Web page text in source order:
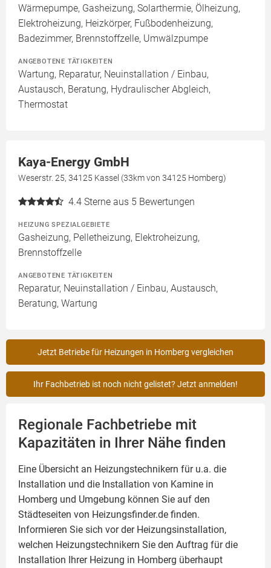
Wärmepumpe, Gasheizung, Solarthermie, Ölheizung,
Elektroheizung, Heizkörper, Fußbodenheizung,
Badezimmer, Brennstoffzelle, Umwälzpumpe
ANGEBOTENE TÄTIGKEITEN
Wartung, Reparatur, Neuinstallation / Einbau,
Austausch, Beratung, Hydraulischer Abgleich,
Thermostat
Kaya-Energy GmbH
Weserstr. 25, 34125 Kassel (33km von 34125 Homberg)
4.4 Sterne aus 5 Bewertungen
HEIZUNG SPEZIALGEBIETE
Gasheizung, Pelletheizung, Elektroheizung,
Brennstoffzelle
ANGEBOTENE TÄTIGKEITEN
Reparatur, Neuinstallation / Einbau, Austausch,
Beratung, Wartung
Jetzt Betriebe für Heizungen in Homberg vergleichen
Ihr Fachbetrieb ist noch nicht gelistet? Jetzt anmelden!
Regionale Fachbetriebe mit
Kapazitäten in Ihrer Nähe finden
Eine Übersicht an Heizungstechnikern für u.a. die
Installation und die Installation von Kamine in
Homberg und Umgebung können Sie auf den
Städteseiten von Heizungsfinder.de finden.
Informieren Sie sich vor der Heizungsinstallation,
welchen Heizungstechnikern Sie den Auftrag für die
Installation Ihrer Heizung in Homberg überhaupt